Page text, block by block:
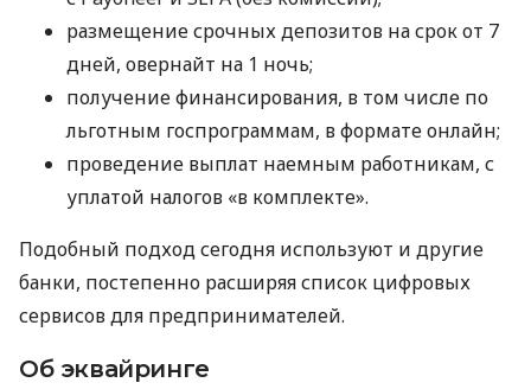
размещение срочных депозитов на срок от 7
дней, овернайт на 1 ночь;
получение финансирования, в том числе по
льготным госпрограммам, в формате онлайн;
проведение выплат наемным работникам, с
уплатой налогов «в комплекте».
Подобный подход сегодня используют и другие
банки, постепенно расширяя список цифровых
сервисов для предпринимателей.
Об эквайринге